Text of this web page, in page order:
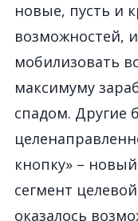
новые, пусть и
возможностей,
мобилизовать
максимуму
спадом. Другие
кнопку» –
сегмент
оказалось